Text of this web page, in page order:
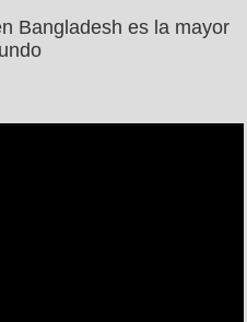
Bangladesh es la mayor